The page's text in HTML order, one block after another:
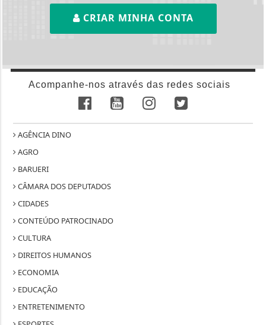
CRIAR MINHA CONTA
Acompanhe-nos através das redes sociais
AGÊNCIA DINO
AGRO
BARUERI
CÂMARA DOS DEPUTADOS
CIDADES
CONTEÚDO PATROCINADO
CULTURA
DIREITOS HUMANOS
ECONOMIA
EDUCAÇÃO
ENTRETENIMENTO